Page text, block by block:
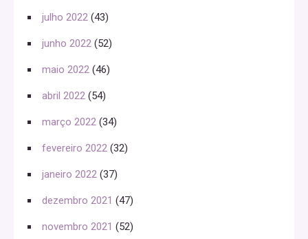
julho 2022 (43)
junho 2022 (52)
maio 2022 (46)
abril 2022 (54)
março 2022 (34)
fevereiro 2022 (32)
janeiro 2022 (37)
dezembro 2021 (47)
novembro 2021 (52)